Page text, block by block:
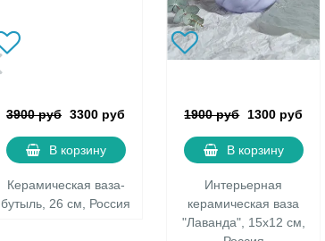
3900 руб 3300 руб
В корзину
Керамическая ваза-
бутыль, 26 см, Россия
1900 руб 1300 руб
В корзину
Интерьерная
керамическая ваза
"Лаванда", 15х12 см,